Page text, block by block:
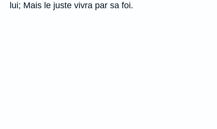
lui; Mais le juste vivra par sa foi.